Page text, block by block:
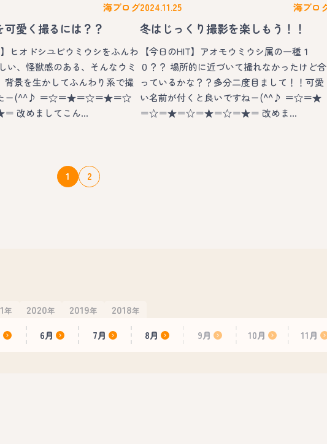
海ブログ
可愛く撮るには？？
】ヒオドシユビウミウシをふんわ
い、怪獣感のある、そんなウミ
背景を生かしてふんわり系で撮
たー(^^♪ ＝☆＝★＝☆＝★＝☆
改めましてこん…
2024.11.25 海ブロ
冬はじっくり撮影を楽しもう！！
【今日のHIT】アオモウミウシ属の一種１
０？？ 場所的に近づいて撮れなかったけど合
っているかな？？多分二度目まして！！可愛
い名前が付くと良いですねー(^^♪ ＝☆＝★
＝☆＝★＝☆＝★＝☆＝★＝ 改めま…
1 2
年 2020年 2019年 2018年
6月 7月 8月 9月 10月 11月